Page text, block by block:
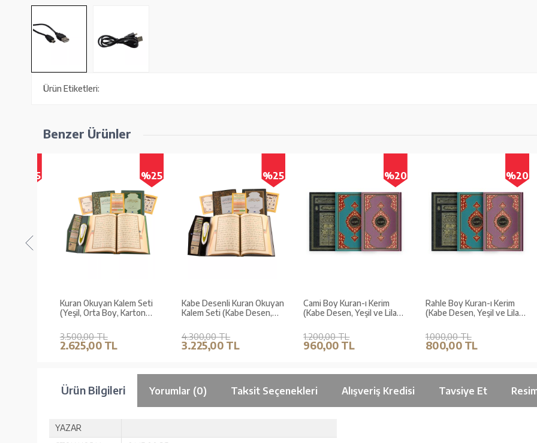
Ürün Etiketleri:
Benzer Ürünler
%25
Kuran Okuyan Kalem Seti
(Yeşil, Orta Boy, Karton
3.500,00 TL
2.625,00 TL
%25
Kabe Desenli Kuran Okuyan
Kalem Seti (Kabe Desen,
4.300,00 TL
3.225,00 TL
%20
Cami Boy Kuran-ı Kerim
(Kabe Desen, Yeşil ve Lila
içindir)
1.200,00 TL
960,00 TL
%20
Rahle Boy Kuran-ı Kerim
(Kabe Desen, Yeşil ve Lila
içindir)
1.000,00 TL
800,00 TL
Ürün Bilgileri Yorumlar (0) Taksit Seçenekleri Alışveriş Kredisi Tavsiye Et
YAZAR